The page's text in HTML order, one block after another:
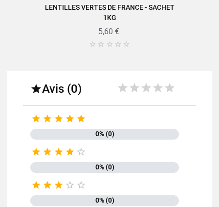
Dont sucres 1,1g
Retrouvez toute la qualité et le savoir-faire des produits SABAROT
sur
www.sabarot.com/actualites-et-recettes/actus-
recettes/recettes/
Fiche technique
LENTILLES VERTES DE FRANCE - SACHET
1KG
5,60 €
    
Avis (0)
    
0% (0)
    
0% (0)
    
0% (0)